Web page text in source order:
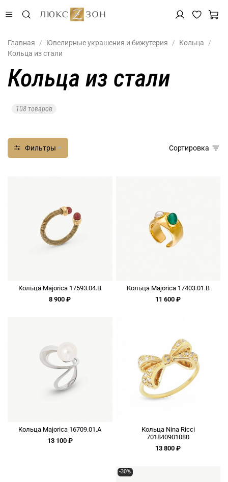
Главная Ювелирные украшения и бижутерия
Кольца
Кольца из стали
Кольца из стали
108 товаров
Фильтры Сортировка
Кольца Majorica 17593.04.B
8 900 ₽
Кольца Majorica 17403.01.B
11 600 ₽
Кольца Majorica 16709.01.A
13 100 ₽
Кольца Nina Ricci
701840901080
13 800 ₽
-30%